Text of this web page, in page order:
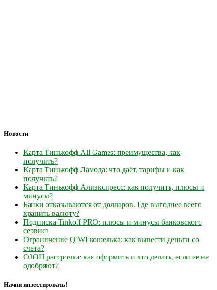
Новости
Карта Тинькофф All Games: преимущества, как
получить?
Карта Тинькофф Ламода: что даёт, тарифы и как
получить?
Карта Тинькофф Алиэкспресс: как получить, плюсы и
минусы?
Банки отказываются от долларов. Где выгоднее всего
хранить валюту?
Подписка Tinkoff PRO: плюсы и минусы банковского
сервиса
Ограничение QIWI кошелька: как вывести деньги со
счета?
ОЗОН рассрочка: как оформить и что делать, если ее не
одобряют?
Начни инвестировать!